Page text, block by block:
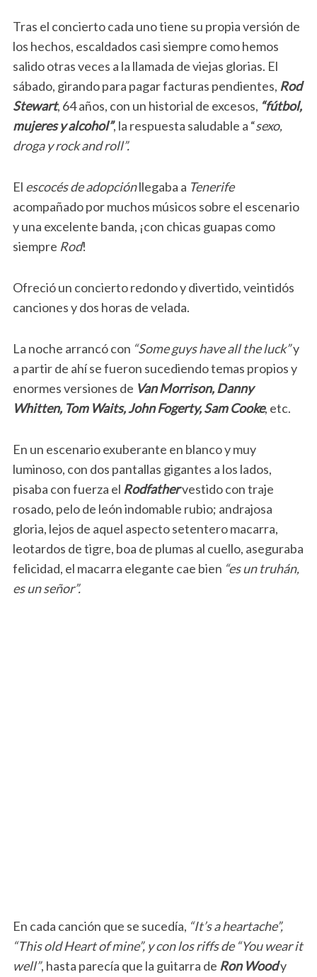
Tras el concierto cada uno tiene su propia versión de
los hechos, escaldados casi siempre como hemos
salido otras veces a la llamada de viejas glorias. El
sábado, girando para pagar facturas pendientes, Rod
Stewart, 64 años, con un historial de excesos, “fútbol,
mujeres y alcohol”, la respuesta saludable a “sexo,
droga y rock and roll”.
El escocés de adopciónllegaba a Tenerife
acompañado por muchos músicos sobre el escenario
y una excelente banda, ¡con chicas guapas como
siempre Rod!
Ofreció un concierto redondo y divertido, veintidós
canciones y dos horas de velada.
La noche arrancó con “Some guys have all the luck”y
a partir de ahí se fueron sucediendo temas propios y
enormes versiones de Van Morrison, Danny
Whitten, Tom Waits, John Fogerty, Sam Cooke, etc.
En un escenario exuberante en blanco y muy
luminoso, con dos pantallas gigantes a los lados,
pisaba con fuerza el Rodfathervestido con traje
rosado, pelo de león indomable rubio; andrajosa
gloria, lejos de aquel aspecto setentero macarra,
leotardos de tigre, boa de plumas al cuello, aseguraba
felicidad, el macarra elegante cae bien “es un truhán,
es un señor”.
En cada canción que se sucedía, “It’s a heartache”,
“This old Heart of mine”, y con los riffs de “You wear it
well”, hasta parecía que la guitarra de Ron Woody